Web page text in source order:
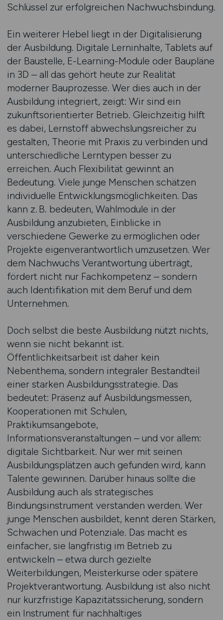
Schlüssel zur erfolgreichen Nachwuchsbindung.
Ein weiterer Hebel liegt in der Digitalisierung
der Ausbildung. Digitale Lerninhalte, Tablets auf
der Baustelle, E-Learning-Module oder Baupläne
in 3D – all das gehört heute zur Realität
moderner Bauprozesse. Wer dies auch in der
Ausbildung integriert, zeigt: Wir sind ein
zukunftsorientierter Betrieb. Gleichzeitig hilft
es dabei, Lernstoff abwechslungsreicher zu
gestalten, Theorie mit Praxis zu verbinden und
unterschiedliche Lerntypen besser zu
erreichen. Auch Flexibilität gewinnt an
Bedeutung. Viele junge Menschen schätzen
individuelle Entwicklungsmöglichkeiten. Das
kann z. B. bedeuten, Wahlmodule in der
Ausbildung anzubieten, Einblicke in
verschiedene Gewerke zu ermöglichen oder
Projekte eigenverantwortlich umzusetzen. Wer
dem Nachwuchs Verantwortung überträgt,
fördert nicht nur Fachkompetenz – sondern
auch Identifikation mit dem Beruf und dem
Unternehmen.
Doch selbst die beste Ausbildung nützt nichts,
wenn sie nicht bekannt ist.
Öffentlichkeitsarbeit ist daher kein
Nebenthema, sondern integraler Bestandteil
einer starken Ausbildungsstrategie. Das
bedeutet: Präsenz auf Ausbildungsmessen,
Kooperationen mit Schulen,
Praktikumsangebote,
Informationsveranstaltungen – und vor allem:
digitale Sichtbarkeit. Nur wer mit seinen
Ausbildungsplätzen auch gefunden wird, kann
Talente gewinnen. Darüber hinaus sollte die
Ausbildung auch als strategisches
Bindungsinstrument verstanden werden. Wer
junge Menschen ausbildet, kennt deren Stärken,
Schwächen und Potenziale. Das macht es
einfacher, sie langfristig im Betrieb zu
entwickeln – etwa durch gezielte
Weiterbildungen, Meisterkurse oder spätere
Projektverantwortung. Ausbildung ist also nicht
nur kurzfristige Kapazitätssicherung, sondern
ein Instrument für nachhaltiges